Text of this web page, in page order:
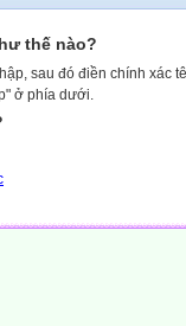
thế nào?
sau đó điền chính xác
ở phía dưới.